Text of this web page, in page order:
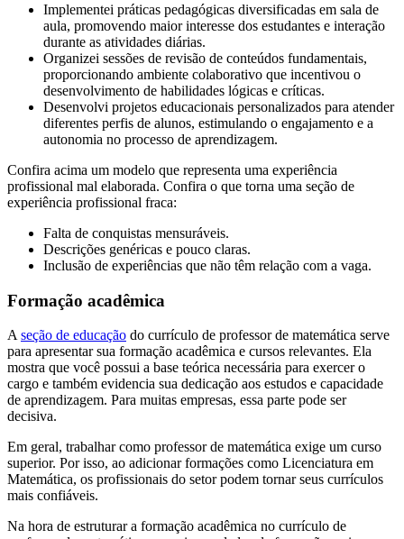
Implementei práticas pedagógicas diversificadas em sala de
aula, promovendo maior interesse dos estudantes e interação
durante as atividades diárias.
Organizei sessões de revisão de conteúdos fundamentais,
proporcionando ambiente colaborativo que incentivou o
desenvolvimento de habilidades lógicas e críticas.
Desenvolvi projetos educacionais personalizados para atender
diferentes perfis de alunos, estimulando o engajamento e a
autonomia no processo de aprendizagem.
Confira acima um modelo que representa uma experiência
profissional mal elaborada. Confira o que torna uma seção de
experiência profissional fraca:
Falta de conquistas mensuráveis.
Descrições genéricas e pouco claras.
Inclusão de experiências que não têm relação com a vaga.
Formação acadêmica
A seção de educação do currículo de professor de matemática serve
para apresentar sua formação acadêmica e cursos relevantes. Ela
mostra que você possui a base teórica necessária para exercer o
cargo e também evidencia sua dedicação aos estudos e capacidade
de aprendizagem. Para muitas empresas, essa parte pode ser
decisiva.
Em geral, trabalhar como professor de matemática exige um curso
superior. Por isso, ao adicionar formações como Licenciatura em
Matemática, os profissionais do setor podem tornar seus currículos
mais confiáveis.
Na hora de estruturar a formação acadêmica no currículo de